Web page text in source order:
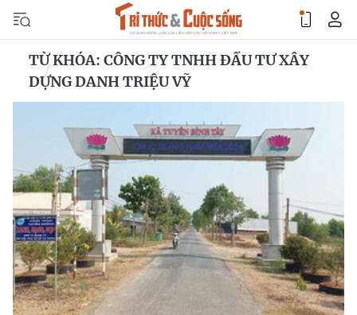
TỪ KHÓA: CÔNG TY TNHH ĐẦU TƯ XÂY
DỰNG DANH TRIỆU VỸ